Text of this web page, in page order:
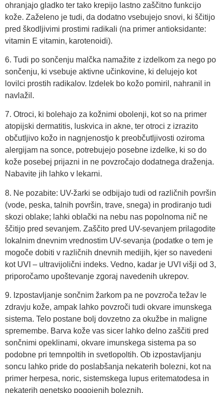
ohranjajo gladko ter tako krepijo lastno zaščitno funkcijo
kože. Zaželeno je tudi, da dodatno vsebujejo snovi, ki ščitijo
pred škodljivimi prostimi radikali (na primer antioksidante:
vitamin E vitamin, karotenoidi).
6. Tudi po sončenju malčka namažite z izdelkom za nego po
sončenju, ki vsebuje aktivne učinkovine, ki delujejo kot
lovilci prostih radikalov. Izdelek bo kožo pomiril, nahranil in
navlažil.
7. Otroci, ki bolehajo za kožnimi obolenji, kot so na primer
atopijski dermatitis, luskvica in akne, ter otroci z izrazito
občutljivo kožo in nagnjenostjo k preobčutljivosti oziroma
alergijam na sonce, potrebujejo posebne izdelke, ki so do
kože posebej prijazni in ne povzročajo dodatnega draženja.
Nabavite jih lahko v lekarni.
8. Ne pozabite: UV-žarki se odbijajo tudi od različnih površin
(vode, peska, talnih površin, trave, snega) in prodiranjo tudi
skozi oblake; lahki oblački na nebu nas popolnoma nič ne
ščitijo pred sevanjem. Zaščito pred UV-sevanjem prilagodite
lokalnim dnevnim vrednostim UV-sevanja (podatke o tem je
mogoče dobiti v različnih dnevnih medijih, kjer so navedeni
kot UVI – ultravijolični indeks. Vedno, kadar je UVI višji od 3,
priporočamo upoštevanje zgoraj navedenih ukrepov.
9. Izpostavljanje sončnim žarkom pa ne povzroča težav le
zdravju kože, ampak lahko povzroči tudi okvare imunskega
sistema. Telo postane bolj dovzetno za okužbe in maligne
spremembe. Barva kože vas sicer lahko delno zaščiti pred
sončnimi opeklinami, okvare imunskega sistema pa so
podobne pri temnpoltih in svetlopoltih. Ob izpostavljanju
soncu lahko pride do poslabšanja nekaterih bolezni, kot na
primer herpesa, noric, sistemskega lupus eritematodesa in
nekaterih genetsko pogojenih boleznih.